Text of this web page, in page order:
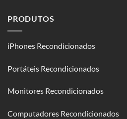
PRODUTOS
iPhones Recondicionados
Portáteis Recondicionados
Monitores Recondicionados
Computadores Recondicionados